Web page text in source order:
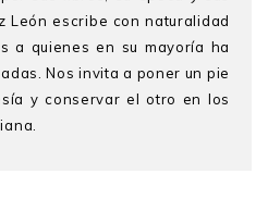
León escribe con naturalidad
a quienes en su mayoría ha
Nos invita a poner un pie
y conservar el otro en los